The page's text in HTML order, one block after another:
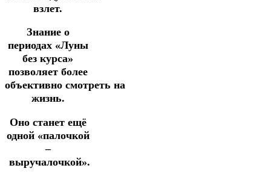
взлет.
Знание о
периодах «Луны
без курса»
позволяет более
объективно смотреть на
жизнь.
Оно станет ещё
одной «палочкой
–
выручалочкой».